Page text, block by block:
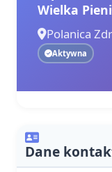
Wielka
Polanica
Aktywna
Dane